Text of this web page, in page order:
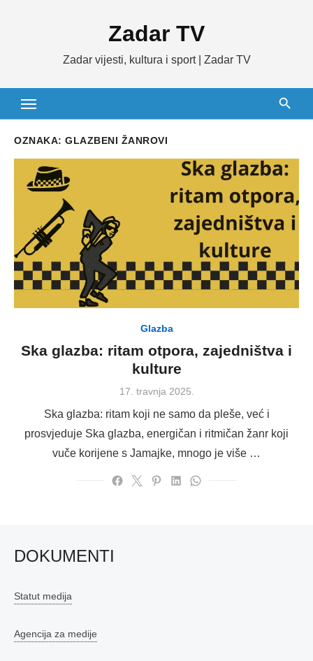
Zadar TV
Zadar vijesti, kultura i sport | Zadar TV
OZNAKA: GLAZBENI ŽANROVI
Glazba
Ska glazba: ritam otpora, zajedništva i
kulture
Posted
17. travnja 2025.
Ska glazba: ritam koji ne samo da pleše, već i
prosvjeduje Ska glazba, energičan i ritmičan žanr koji
vuče korijene s Jamajke, mnogo je više …
DOKUMENTI
Statut medija
Agencija za medije